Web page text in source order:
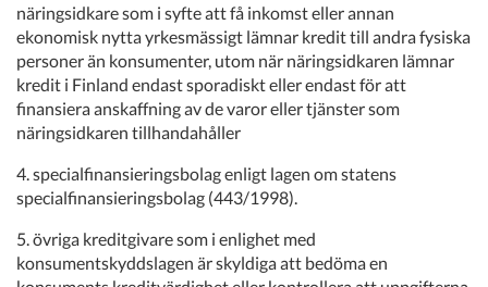
näringsidkare som i syfte att få inkomst eller annan
ekonomisk nytta yrkesmässigt lämnar kredit till andra fysiska
personer än konsumenter, utom när näringsidkaren lämnar
kredit i Finland endast sporadiskt eller endast för att
finansiera anskaffning av de varor eller tjänster som
näringsidkaren tillhandahåller
4. specialfinansieringsbolag enligt lagen om statens
specialfinansieringsbolag (443/1998).
5. övriga kreditgivare som i enlighet med
konsumentskyddslagen är skyldiga att bedöma en